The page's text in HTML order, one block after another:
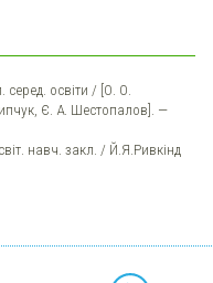
серед. освіти / [О. О.
Є. А. Шестопалов]. —
навч. закл. / Й.Я.Ривкінд